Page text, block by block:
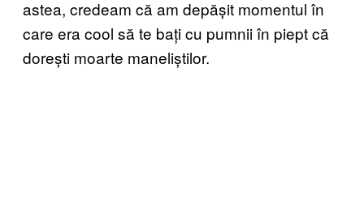
astea, credeam că am depășit momentul în
care era cool să te bați cu pumnii în piept că
dorești moarte maneliștilor.